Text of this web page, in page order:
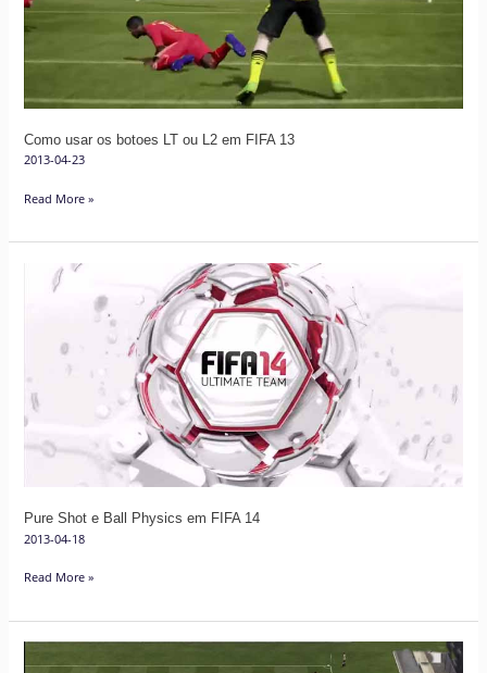
Como usar os botoes LT ou L2 em FIFA 13
2013-04-23
FIFA
Read More »
Pure Shot e Ball Physics em FIFA 14
2013-04-18
em
FIFA
14
Read More »
Dicas